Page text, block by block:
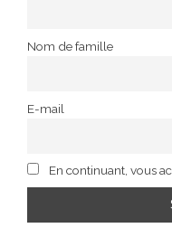
Nom de famille
E-mail
En continuant, vous